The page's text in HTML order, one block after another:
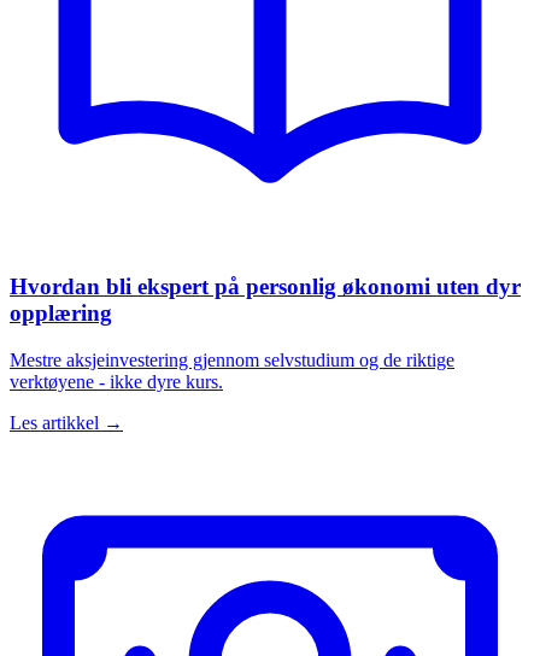
Hvordan bli ekspert på personlig økonomi uten dyr
opplæring
Mestre aksjeinvestering gjennom selvstudium og de riktige
verktøyene - ikke dyre kurs.
Les artikkel →